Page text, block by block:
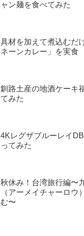
ャン麺を食べてみた
具材を加えて煮込むだ
ネーンカレー」を実食
釧路土産の地酒ケーキ
てみた
4Kレグザブルーレイ
ってみた
秋休み！台湾旅行編〜
（アーメイチャーロウ
む〜